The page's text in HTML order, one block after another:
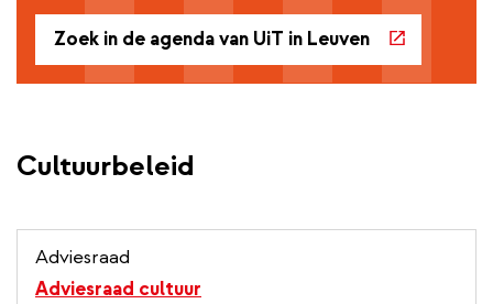
Zoek in de agenda van UiT in Leuven
Cultuurbeleid
Adviesraad
Adviesraad cultuur